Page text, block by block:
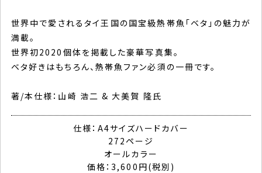
世界中で愛されるタイ王国の国宝級熱帯魚「ベタ」の魅力が
満載。
世界初2020個体を掲載した豪華写真集。
ベタ好きはもちろん、熱帯魚ファン必須の一冊です。
著/本仕様：山崎 浩二 & 大美賀 隆氏
仕様：A4サイズハードカバー
272ページ
オールカラー
価格：3,600円(税別)